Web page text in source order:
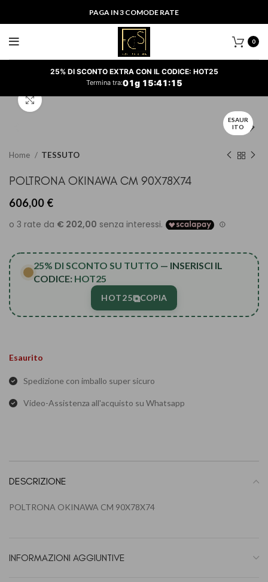
PAGA IN 3 COMODE RATE
0
25% DI SCONTO EXTRA CON IL CODICE: HOT25
Termina tra:01g 15:41:14
ESAUR
ITO
Home TESSUTO
POLTRONA OKINAWA CM 90X78X74
606,00 €
25% DI SCONTO SU TUTTO — INSERISCI IL
CODICE: HOT25
HOT25⧉COPIA
Esaurito
Spedizione con imballo super sicuro
Video-Assistenza all'acquisto su Whatsapp
DESCRIZIONE
POLTRONA OKINAWA CM 90X78X74
INFORMAZIONI AGGIUNTIVE